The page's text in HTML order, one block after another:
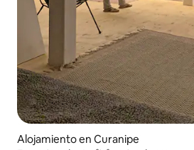
Alojamiento en Curanipe